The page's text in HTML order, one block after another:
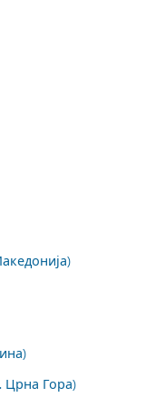
Црна Гора)